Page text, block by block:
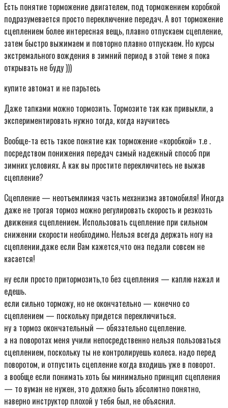
Есть понятие торможение двигателем, под торможением коробкой
подразумевается просто переключение передач. А вот торможение
сцеплением более интересная вещь, плавно отпускаем сцепление,
затем быстро выжимаем и повторно плавно отпускаем. Но курсы
экстремального вождения в зимний период в этой теме я пока
открывать не буду )))
купите автомат и не парьтесь
Даже тапками можно тормозить. Тормозите так как привыкли, а
экспериментировать нужно тогда, когда научитесь
Вообще-та есть такое понятие как торможение «коробкой» т.е .
посредством понижения передач самый надежный способ при
зимних условиях. А как вы простите переключитесь не выжав
сцепление?
Сцепление — неотъемлимая часть механизма автомобиля! Иногда
даже не трогая тормоз можно регулировать скорость и резкозть
движения сцеплением. Использовать сцепление при сильном
снижении скорости необходимо. Нельзя всегда держать ногу на
сцеплении,даже если Вам кажется,что она педали совсем не
касается!
ну если просто притормозить,то без сцепления — каплю нажал и
едешь.
если сильно торможу, но не окончательно — конечно со
сцеплением — поскольку придется переключиться.
ну а тормоз окончательный — обязательно сцепление.
а на поворотах меня учили непосредственно нельзя пользоваться
сцеплением, поскольку ты не контролируешь колеса. надо перед
поворотом, и отпустить сцепление когда входишь уже в поворот.
а вообще если понимать хоть бы минимально принцип сцепления
— то вуман не нужен, это должно быть абсолютно понятно,
наверно инструктор плохой у тебя был, не объяснил.